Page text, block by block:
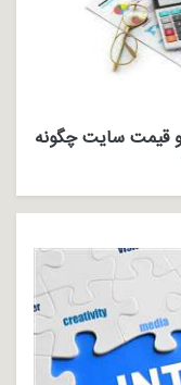
قیمت سایت چگونه